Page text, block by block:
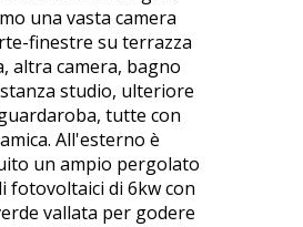
una vasta camera
finestre su terrazza
altra camera, bagno
studio, ulteriore
tutte con
All'esterno è
un ampio pergolato
fotovoltaici di 6kw con
vallata per godere